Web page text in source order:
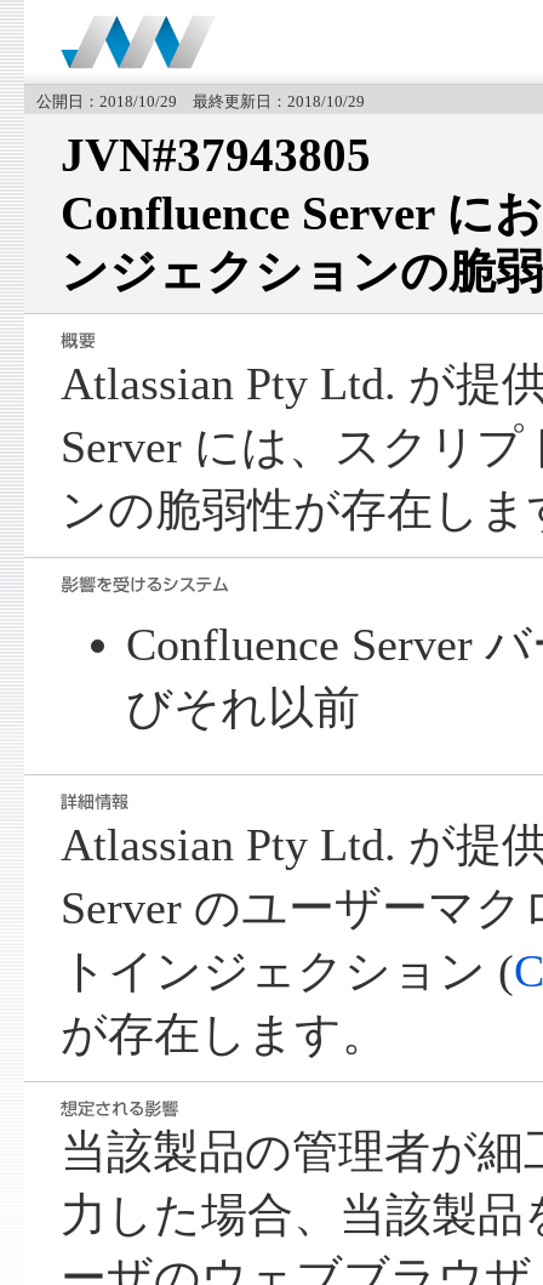
公開日：2018/10/29 最終更新日：2018/10/29
JVN#37943805
Confluence Server に
ンジェクションの脆
Atlassian Pty Ltd. が提
Server には、スクリ
ンの脆弱性が存在しま
Confluence Server
びそれ以前
Atlassian Pty Ltd. が提
Server のユーザーマ
トインジェクション (
が存在します。
当該製品の管理者が
力した場合、当該製